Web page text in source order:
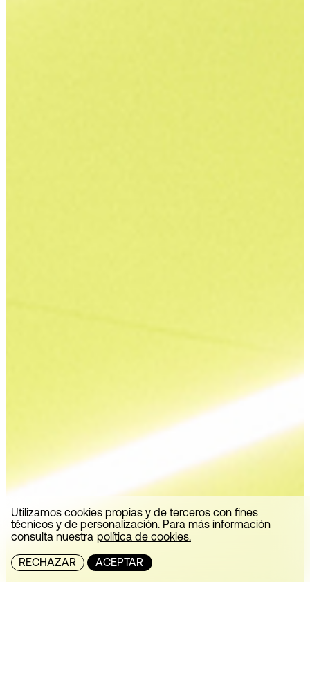
Utilizamos cookies propias y de terceros con fines
técnicos y de personalización. Para más información
consulta nuestra política de cookies.
RECHAZAR ACEPTAR